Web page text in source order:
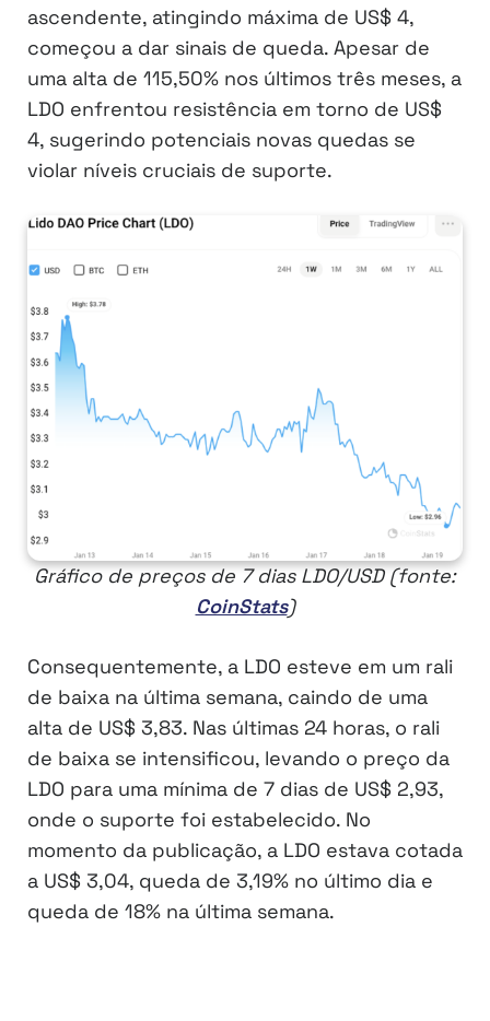
ascendente, atingindo máxima de US$ 4,
começou a dar sinais de queda. Apesar de
uma alta de 115,50% nos últimos três meses, a
LDO enfrentou resistência em torno de US$
4, sugerindo potenciais novas quedas se
violar níveis cruciais de suporte.
Gráfico de preços de 7 dias LDO/USD (fonte:
CoinStats)
Consequentemente, a LDO esteve em um rali
de baixa na última semana, caindo de uma
alta de US$ 3,83. Nas últimas 24 horas, o rali
de baixa se intensificou, levando o preço da
LDO para uma mínima de 7 dias de US$ 2,93,
onde o suporte foi estabelecido. No
momento da publicação, a LDO estava cotada
a US$ 3,04, queda de 3,19% no último dia e
queda de 18% na última semana.